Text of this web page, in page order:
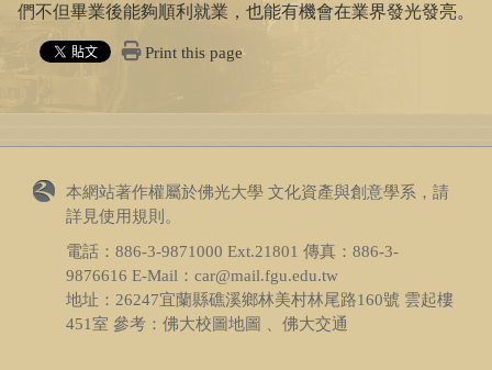
們不但畢業後能夠順利就業，也能有機會在業界發光發亮。
Print this page
本網站著作權屬於佛光大學 文化資產與創意學系，請
詳見使用規則 。
電話： 886-3-9871000 Ext.21801 傳真： 886-3-
9876616 E-Mail：car@mail.fgu.edu.tw
地址：26247宜蘭縣礁溪鄉林美村林尾路160號 雲起樓
451室 參考： 佛大校圖地圖 、佛大交通